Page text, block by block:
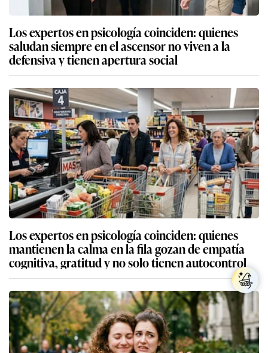
Los expertos en psicología coinciden: quienes
saludan siempre en el ascensor no viven a la
defensiva y tienen apertura social
Los expertos en psicología coinciden: quienes
mantienen la calma en la fila gozan de empatía
cognitiva, gratitud y no solo tienen autocontrol